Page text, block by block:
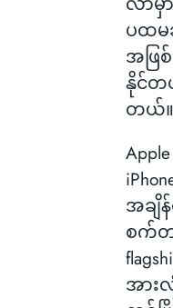
ပထမ
အဖြ
နိုင်
တယ်။
အချိ
စက်
အား